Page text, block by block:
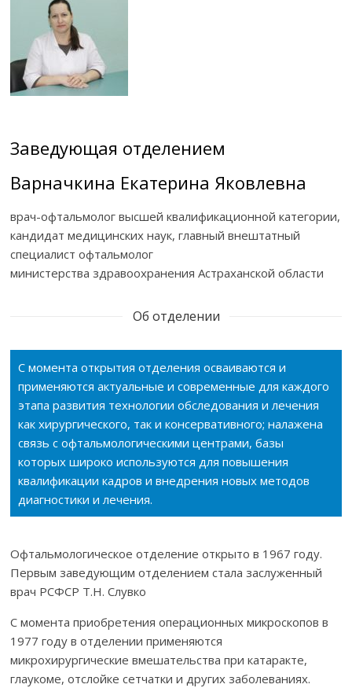
Заведующая отделением
Варначкина Екатерина Яковлевна
врач-офтальмолог высшей квалификационной категории,
кандидат медицинских наук, главный внештатный
специалист офтальмолог
министерства здравоохранения Астраханской области
Об отделении
С момента открытия отделения осваиваются и
применяются актуальные и современные для каждого
этапа развития технологии обследования и лечения
как хирургического, так и консервативного; налажена
связь с офтальмологическими центрами, базы
которых широко используются для повышения
квалификации кадров и внедрения новых методов
диагностики и лечения.
Офтальмологическое отделение открыто в 1967 году.
Первым заведующим отделением стала заслуженный
врач РСФСР Т.Н. Слувко
С момента приобретения операционных микроскопов в
1977 году в отделении применяются
микрохирургические вмешательства при катаракте,
глаукоме, отслойке сетчатки и других заболеваниях.